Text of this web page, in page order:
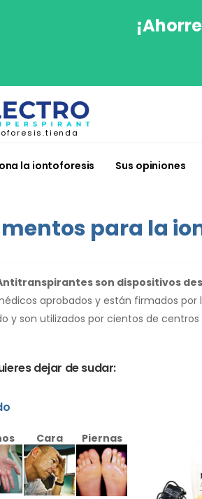
la iontoforesis Sus opiniones
para la
son dispositivos
aprobados y están firmados
y son utilizados por cientos de centros
dejar de sudar:
Cara Piernas